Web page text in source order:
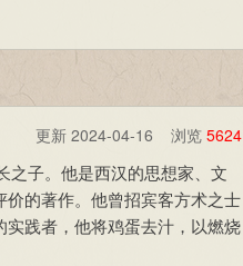
更新 2024-04-16 浏览 5624
之子。他是西汉的思想家、文
的著作。他曾招宾客方术之士
践者，他将鸡蛋去汁，以燃烧